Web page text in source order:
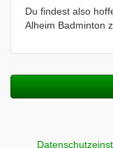
Du findest also
Alheim Badminton